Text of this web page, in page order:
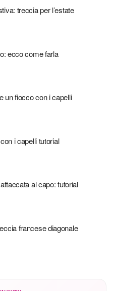
treccia per l’estate
ecco come farla
un fiocco con i capelli
i capelli tutorial
al capo: tutorial
francese diagonale